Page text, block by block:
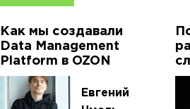
Как мы создавали
Data Management
Platform в OZON
Евгений